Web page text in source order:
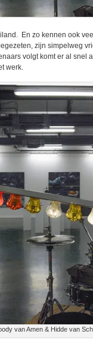
En zo kennen ook
zijn simpelweg
volgt komt er al snel
werk.
van Amen & Hidde van